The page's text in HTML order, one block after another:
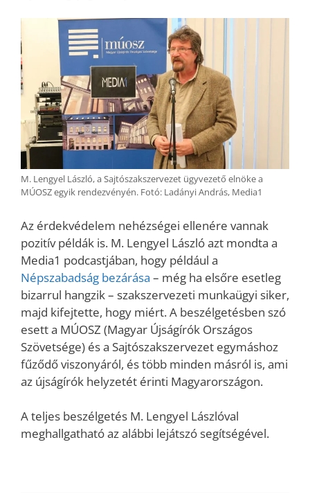
M. Lengyel László, a Sajtószakszervezet ügyvezető elnöke a
MÚOSZ egyik rendezvényén. Fotó: Ladányi András, Media1
Az érdekvédelem nehézségei ellenére vannak
pozitív példák is. M. Lengyel László azt mondta a
Media1 podcastjában, hogy például a
Népszabadság bezárása – még ha elsőre esetleg
bizarrul hangzik – szakszervezeti munkaügyi siker,
majd kifejtette, hogy miért. A beszélgetésben szó
esett a MÚOSZ (Magyar Újságírók Országos
Szövetsége) és a Sajtószakszervezet egymáshoz
fűződő viszonyáról, és több minden másról is, ami
az újságírók helyzetét érinti Magyarországon.
A teljes beszélgetés M. Lengyel Lászlóval
meghallgatható az alábbi lejátszó segítségével.